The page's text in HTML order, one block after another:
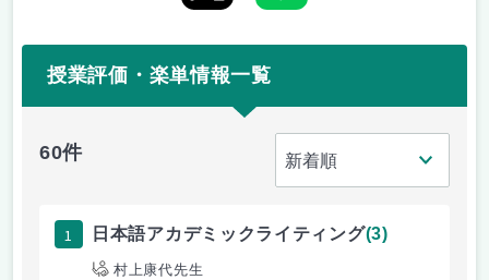
授業評価・楽単情報一覧
60件
1 日本語アカデミックライティング(3)
村上康代先生